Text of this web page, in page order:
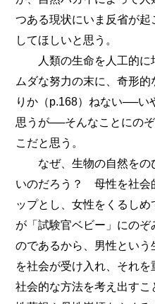
つある現状にいま反省が
してほしいと思う。
人類の生命を人工的に
ムダな努力の末に、奇形
りか（p.168）ねない──い
思うが──そんなことにの
こだと思う。
なぜ、生物の自然をの
いのだろう？ 母性を社会
ップとし、女性をくるし
が「試験官ベビー」にの
のであるから、男性とい
を社会が受け入れ、それ
社会的な方法を考え出す